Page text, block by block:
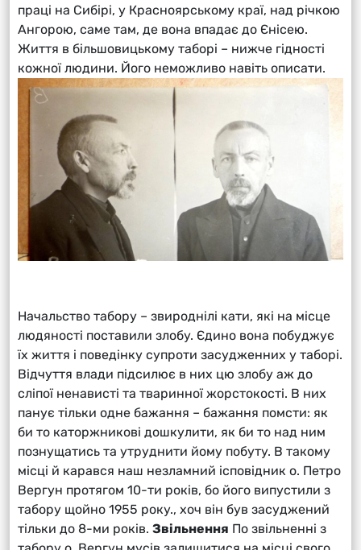
праці на Сибірі, у Красноярському краї, над річкою
Ангорою, саме там, де вона впадає до Єнісею.
Життя в більшовицькому таборі – нижче гідності
кожної людини. Його неможливо навіть описати.
Начальство табору – звироднілі кати, які на місце
людяності поставили злобу. Єдино вона побуджує
їх життя і поведінку супроти засудженних у таборі.
Відчуття влади підсилює в них цю злобу аж до
сліпої ненависті та тваринної жорстокості. В них
панує тільки одне бажання – бажання помсти: як
би то каторжникові дошкулити, як би то над ним
познущатись та утруднити йому побуту. В такому
місці й карався наш незламний ісповідник о. Петро
Вергун протягом 10-ти років, бо його випустили з
табору щойно 1955 року., хоч він був засуджений
тільки до 8-ми років. Звільнення По звільненні з